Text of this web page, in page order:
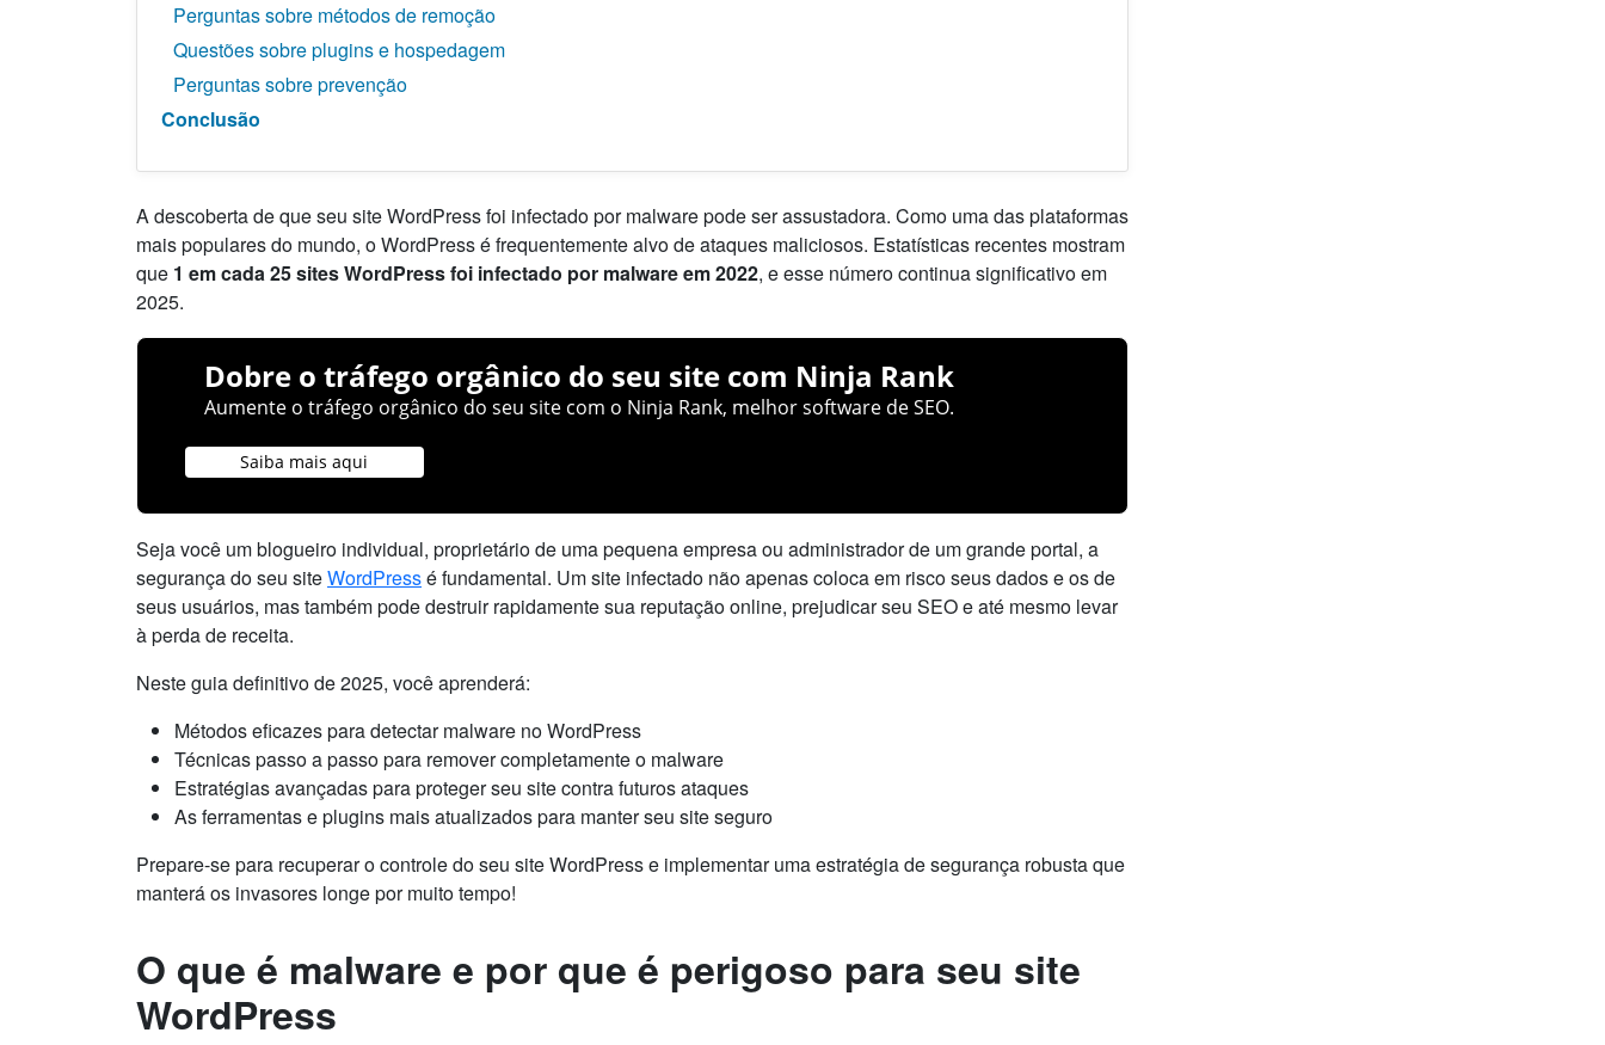
Perguntas sobre métodos de remoção
Questões sobre plugins e hospedagem
Perguntas sobre prevenção
Conclusão
A descoberta de que seu site WordPress foi infectado por malware pode ser assustadora. Como uma das plataformas
mais populares do mundo, o WordPress é frequentemente alvo de ataques maliciosos. Estatísticas recentes mostram
que 1 em cada 25 sites WordPress foi infectado por malware em 2022, e esse número continua significativo em
2025.
Dobre o tráfego orgânico do seu site com Ninja Rank
Aumente o tráfego orgânico do seu site com o Ninja Rank, melhor software de SEO.
Saiba mais aqui
Seja você um blogueiro individual, proprietário de uma pequena empresa ou administrador de um grande portal, a
segurança do seu siteWordPressé fundamental. Um site infectado não apenas coloca em risco seus dados e os de
seus usuários, mas também pode destruir rapidamente sua reputação online, prejudicar seu SEO e até mesmo levar
à perda de receita.
Neste guia definitivo de 2025, você aprenderá:
Métodos eficazes para detectar malware no WordPress
Técnicas passo a passo para remover completamente o malware
Estratégias avançadas para proteger seu site contra futuros ataques
As ferramentas e plugins mais atualizados para manter seu site seguro
Prepare-se para recuperar o controle do seu site WordPress e implementar uma estratégia de segurança robusta que
manterá os invasores longe por muito tempo!
O que é malware e por que é perigoso para seu site
WordPress